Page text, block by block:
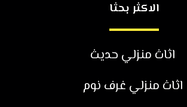
الاكثر بحثا
اثاث منزلي حديث
اثاث منزلي غرف نوم